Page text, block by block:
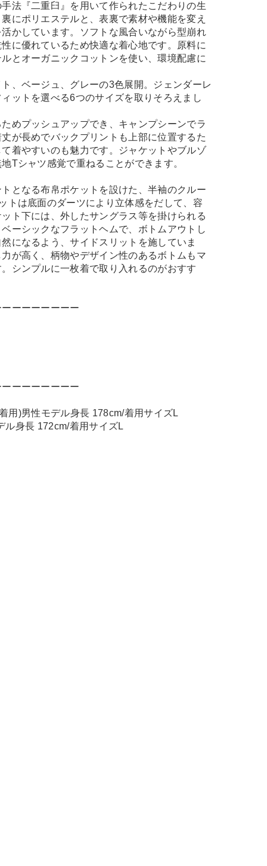
法『二重臼』を用いて作られたこだわりの生
にポリエステルと、表裏で素材や機能を変え
かしています。ソフトな風合いながら型崩れ
に優れているため快適な着心地です。原料に
とオーガニックコットンを使い、環境配慮に
、ベージュ、グレーの3色展開。ジェンダーレ
ットを選べる6つのサイズを取りそろえまし
めプッシュアップでき、キャンプシーンでラ
が長めでバックプリントも上部に位置するた
着やすいのも魅力です。ジャケットやブルゾ
Tシャツ感覚で重ねることができます。
となる布帛ポケットを設けた、半袖のクルー
トは底面のダーツにより立体感をだして、容
ト下には、外したサングラス等を掛けられる
ーシックなフラットヘムで、ボトムアウトし
になるよう、サイドスリットを施していま
が高く、柄物やデザイン性のあるボトムもマ
シンプルに一枚着で取り入れるのがおすす
ーーーーーーー
ーーーーーーー
用)男性モデル身長 178cm/着用サイズL
ル身長 172cm/着用サイズL